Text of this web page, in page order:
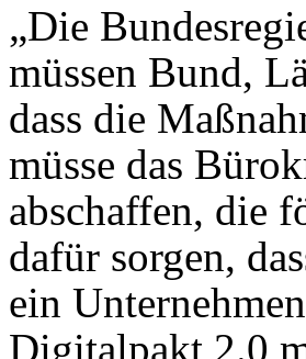
„Die
müssen Bund,
dass die
müsse das
abschaffen, die
dafür sorgen,
ein
Digitalpakt 2.0